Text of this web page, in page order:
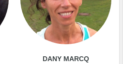
DANY MARCQ